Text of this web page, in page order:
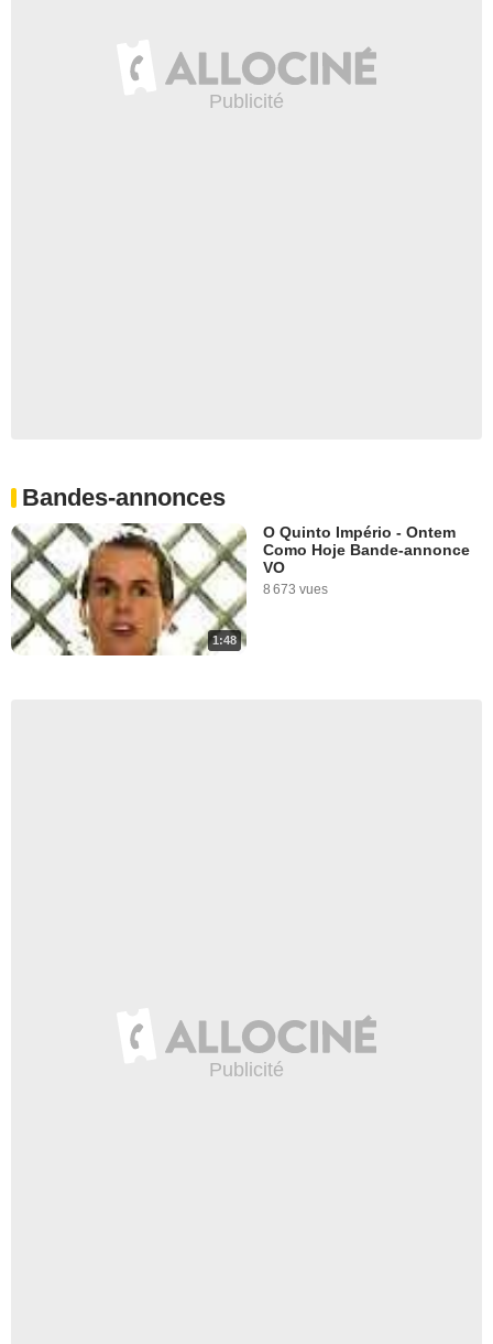
Bandes-annonces
1:48
O Quinto Império - Ontem
Como Hoje Bande-annonce
VO
8 673 vues